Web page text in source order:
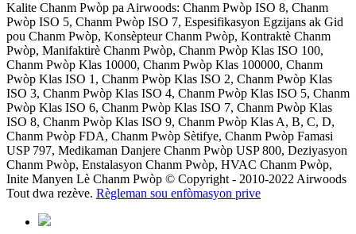
Kalite Chanm Pwòp pa Airwoods: Chanm Pwòp ISO 8, Chanm
Pwòp ISO 5, Chanm Pwòp ISO 7, Espesifikasyon Egzijans ak Gid
pou Chanm Pwòp, Konsèpteur Chanm Pwòp, Kontraktè Chanm
Pwòp, Manifaktirè Chanm Pwòp, Chanm Pwòp Klas ISO 100,
Chanm Pwòp Klas 10000, Chanm Pwòp Klas 100000, Chanm
Pwòp Klas ISO 1, Chanm Pwòp Klas ISO 2, Chanm Pwòp Klas
ISO 3, Chanm Pwòp Klas ISO 4, Chanm Pwòp Klas ISO 5, Chanm
Pwòp Klas ISO 6, Chanm Pwòp Klas ISO 7, Chanm Pwòp Klas
ISO 8, Chanm Pwòp Klas ISO 9, Chanm Pwòp Klas A, B, C, D,
Chanm Pwòp FDA, Chanm Pwòp Sètifye, Chanm Pwòp Famasi
USP 797, Medikaman Danjere Chanm Pwòp USP 800, Deziyasyon
Chanm Pwòp, Enstalasyon Chanm Pwòp, HVAC Chanm Pwòp,
Inite Manyen Lè Chanm Pwòp © Copyright - 2010-2022 Airwoods
Tout dwa rezève. Règleman sou enfòmasyon prive